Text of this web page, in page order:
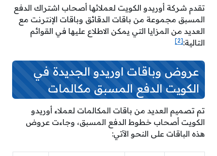
تقدم شركة أوريدو الكويت لعملائها أصحاب اشتراك الدفع
المسبق مجموعة من باقات الدقائق وباقات الإنترنت مع
العديد من المزايا التي يمكن الاطلاع عليها في القوائم
التالية:[2]
عروض وباقات اوريدو الجديدة في
الكويت الدفع المسبق مكالمات
تم تصميم العديد من باقات المكالمات لعملاء أوريدو
الكويت أصحاب خطوط الدفع المسبق، وجاءت عروض
هذه الباقات على النحو الآتي: